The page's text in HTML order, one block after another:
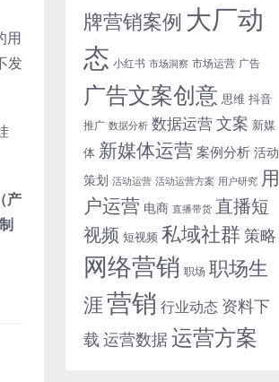
用
发
产
牌营销案例 大厂动
态 小红书 市场洞察 市场运营 广告
广告文案创意 思维 抖音
推广 数据分析 数据运营文案 新媒
体 新媒体运营 案例分析 活动
策划 活动运营 活动运营方案 用户研究 用
户运营 电商 直播带货 直播短
视频 短视频 私域社群 策略
网络营销 职场 职场生
涯营销 行业动态 资料下
载 运营数据运营方案